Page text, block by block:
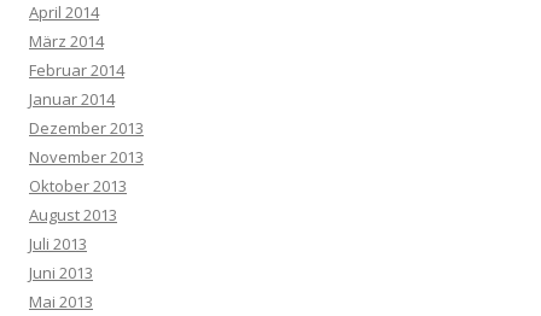
April 2014
März 2014
Februar 2014
Januar 2014
Dezember 2013
November 2013
Oktober 2013
August 2013
Juli 2013
Juni 2013
Mai 2013